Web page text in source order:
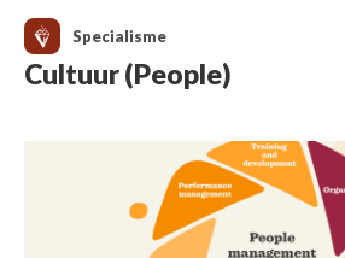
Specialisme
Cultuur (People)